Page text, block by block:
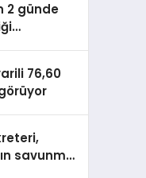
2 günde
76,60
savunma